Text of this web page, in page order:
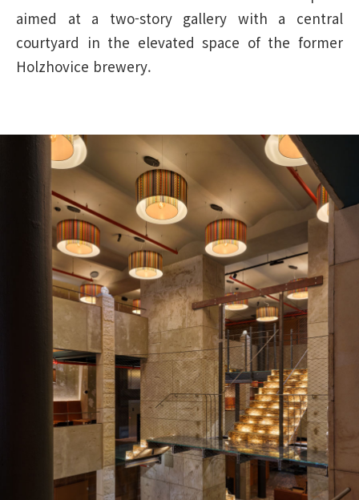
aimed at a two-story gallery with a central
courtyard in the elevated space of the former
Holzhovice brewery.